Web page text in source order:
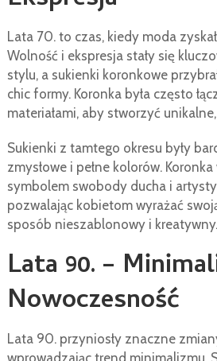
Lata 70. to czas, kiedy moda
Wolność i ekspresja stały się
stylu, a sukienki koronkowe
chic formy. Koronka była często
materiałami, aby stworzyć
Sukienki z tamtego okresu były
zmysłowe i pełne kolorów.
symbolem swobody ducha i
pozwalając kobietom wyrażać
sposób nieszablonowy i kreatywny.
Lata 90. –
Nowoczesność
Lata 90. przyniosły znaczne